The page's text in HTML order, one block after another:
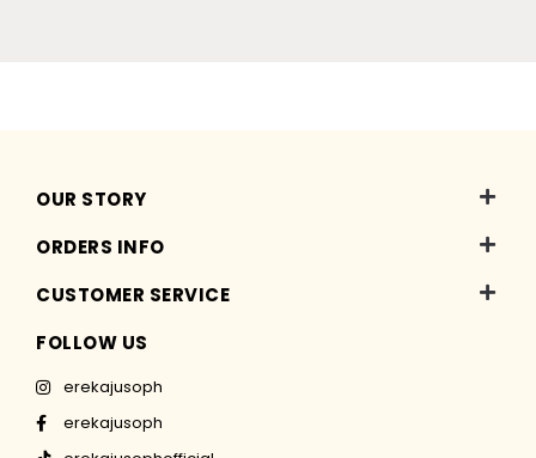
OUR STORY
ORDERS INFO
CUSTOMER SERVICE
FOLLOW US
erekajusoph
erekajusoph